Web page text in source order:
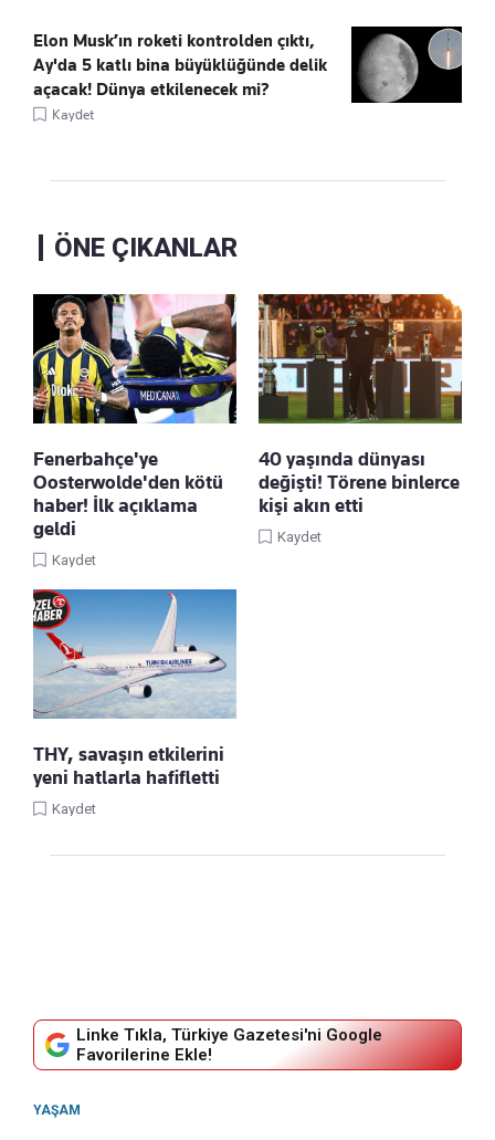
Elon Musk’ın roketi kontrolden çıktı,
Ay'da 5 katlı bina büyüklüğünde delik
açacak! Dünya etkilenecek mi?
Kaydet
ÖNE ÇIKANLAR
Fenerbahçe'ye
Oosterwolde'den kötü
haber! İlk açıklama
geldi
Kaydet
40 yaşında dünyası
değişti! Törene binlerce
kişi akın etti
Kaydet
THY, savaşın etkilerini
yeni hatlarla hafifletti
Kaydet
Linke Tıkla, Türkiye Gazetesi'ni Google
Favorilerine Ekle!
YAŞAM